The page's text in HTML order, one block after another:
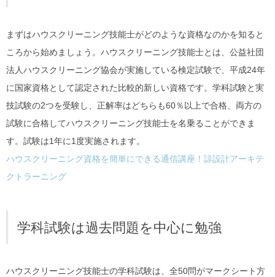
まずはハウスクリーニング技能士がどのような資格なのかを知ると
ころから始めましょう。ハウスクリーニング技能士とは、公益社団
法人ハウスクリーニング協会が実施している検定試験で、平成24年
に国家資格として認定された比較的新しい資格です。学科試験と実
技試験の2つを受験し、正解率はどちらも60％以上で合格、両方の
試験に合格してハウスクリーニング技能士を名乗ることができま
す。試験は1年に1度実施されます。
ハウスクリーニング資格を簡単にできる通信講座！諒設計アーキテ
クトラーニング
学科試験は過去問題を中心に勉強
ハウスクリーニング技能士の学科試験は、全50問がマークシート方